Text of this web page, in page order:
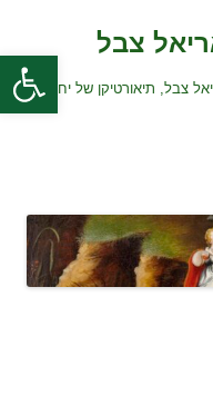
פתח
צבל
צבל, תיאורטיקן של יחסי